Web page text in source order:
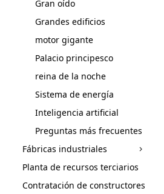
Gran oído
Grandes edificios
motor gigante
Palacio principesco
reina de la noche
Sistema de energía
Inteligencia artificial
Preguntas más frecuentes
Fábricas industriales
Planta de recursos terciarios
Contratación de constructores